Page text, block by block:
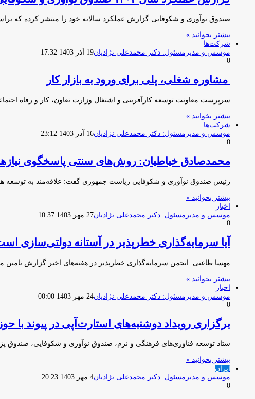
صندوق نوآوری و شکوفایی گزارش عملکرد سالانه خود را منتشر کرده که
بیشتر بخوانید »
شرکت‌ها
موسس و مدیرمسئول: دکتر محمدعلی نژادیان19 آذر 1403 17:32
0
مشاوره شغلی، پلی برای ورود به بازار کار
سرپرست معاونت توسعه کارآفرینی و اشتغال وزارت تعاون، کار و رفاه
بیشتر بخوانید »
شرکت‌ها
موسس و مدیرمسئول: دکتر محمدعلی نژادیان16 آذر 1403 23:12
0
محمدصادق خیاطیان: روش‌های سنتی پاسخگوی
رئیس صندوق نوآوری و شکوفایی ریاست جمهوری گفت: علاقه‌مند به توسعه
بیشتر بخوانید »
اخبار
موسس و مدیرمسئول: دکتر محمدعلی نژادیان27 مهر 1403 10:37
0
آیا سرمایه‌گذاری خطرپذیر در آستانه دولتی‌سازی
مهسا طاعتی: انجمن سرمایه‌گذاری خطرپذیر در هفته‌های اخیر گزارش تامین مالی
بیشتر بخوانید »
اخبار
موسس و مدیرمسئول: دکتر محمدعلی نژادیان24 مهر 1403 00:00
0
برگزاری رویداد دوشنبه‌های استارت‌آپی در پیوند با
ستاد توسعه فناوری‌های فرهنگی و نرم، صندوق نوآوری و شکوفایی، صندوق
بیشتر بخوانید »
ایران
موسس و مدیرمسئول: دکتر محمدعلی نژادیان4 مهر 1403 20:23
0